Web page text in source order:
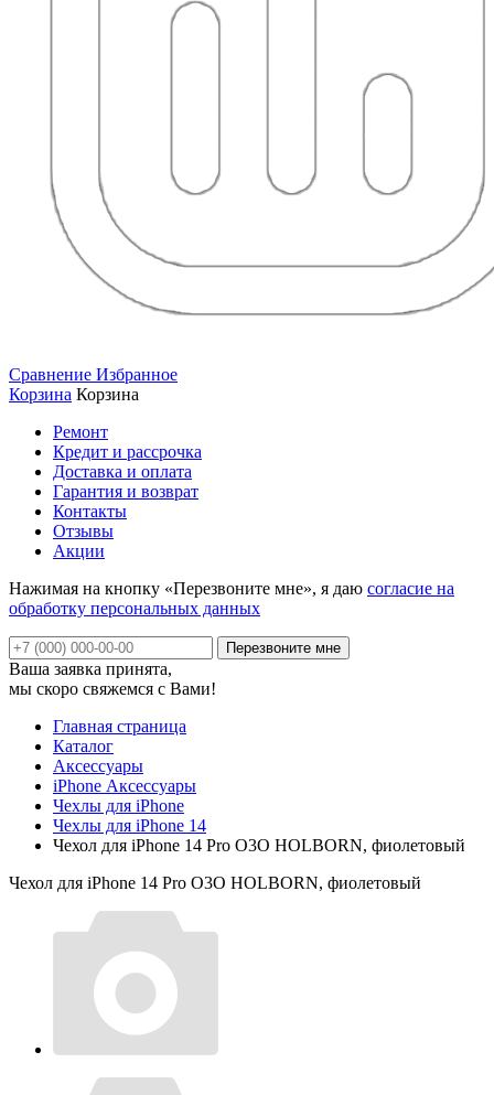
Сравнение Избранное
Корзина Корзина
Ремонт
Кредит и рассрочка
Доставка и оплата
Гарантия и возврат
Контакты
Отзывы
Акции
Нажимая на кнопку «Перезвоните мне», я даю согласие на
обработку персональных данных
Ваша заявка принята,
мы скоро свяжемся с Вами!
Главная страница
Каталог
Аксессуары
iPhone Аксессуары
Чехлы для iPhone
Чехлы для iPhone 14
Чехол для iPhone 14 Pro O3O HOLBORN, фиолетовый
Чехол для iPhone 14 Pro O3O HOLBORN, фиолетовый